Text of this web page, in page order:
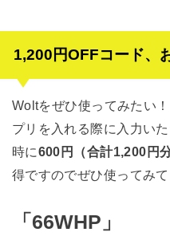
1,200円OFFコード、
Woltをぜひ使ってみたい
プリを入れる際に入力い
時に600円（合計1,200円
得ですのでぜひ使ってみて
「66WHP」